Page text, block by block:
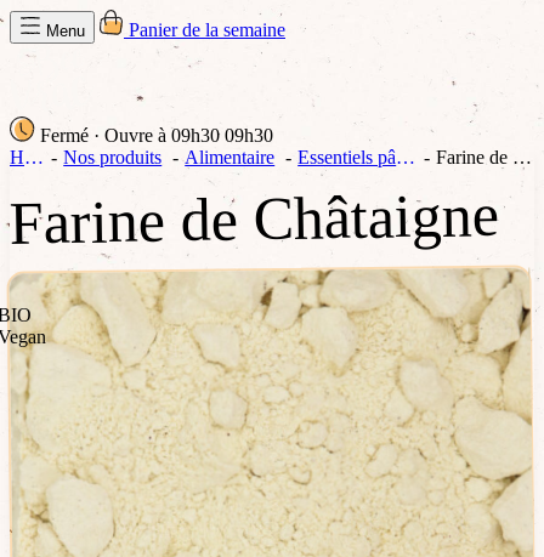
Menu Panier de la semaine
Fermé · Ouvre à 09h30 09h30
Home Nos produits Alimentaire Essentiels pâtisserie Farine de Châtaigne
Farine de Châtaigne